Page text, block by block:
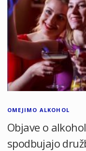
OMEJIMO ALKOHOL
Objave o
spodbujajo